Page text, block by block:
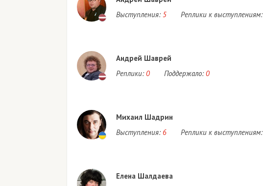
Выступления: 5 Реплики к выступлениям:
Андрей Шаврей
Реплики: 0 Поддержало: 0
Михаил Шадрин
Выступления: 6 Реплики к выступлениям:
Елена Шалдаева